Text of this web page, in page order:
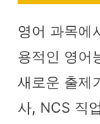
영어 과목에
용적인 영어
새로운 출제
사, NCS 직